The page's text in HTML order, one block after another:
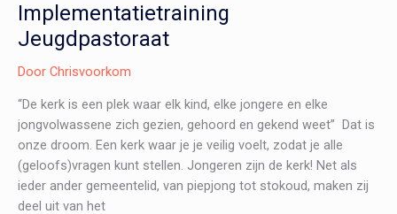
Implementatietraining
Jeugdpastoraat
Door Chrisvoorkom
“De kerk is een plek waar elk kind, elke jongere en elke
jongvolwassene zich gezien, gehoord en gekend weet” Dat is
onze droom. Een kerk waar je je veilig voelt, zodat je alle
(geloofs)vragen kunt stellen. Jongeren zijn de kerk! Net als
ieder ander gemeentelid, van piepjong tot stokoud, maken zij
deel uit van het